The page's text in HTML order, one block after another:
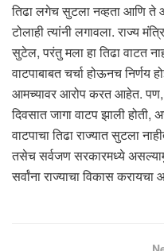
तिढा लगेच सुटला नव्हता आणि
टोलाही त्यांनी लगावला. राज्य
सुटेल, परंतु मला हा तिढा वाटत
वाटपाबाबत चर्चा होऊनच
आमच्यावर आरोप करत आहेत. पण,
दिवसात जागा वाटप झाली होती,
वाटपाचा तिढा राज्यात सुटला
तसेच सर्वजण सरकारमध्ये
सर्वांना राज्याचा विकास